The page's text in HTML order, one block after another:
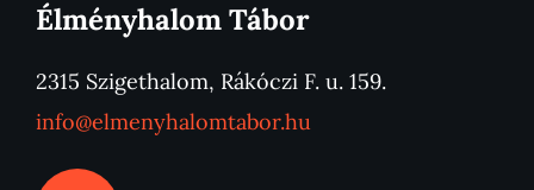
Élményhalom Tábor
2315 Szigethalom, Rákóczi F. u. 159.
info@elmenyhalomtabor.hu